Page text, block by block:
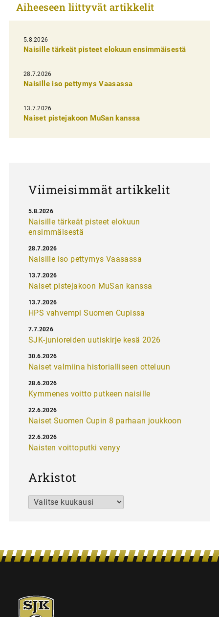
k
e
l
i
e
n
e
Aiheeseen liittyvät artikkelit
5.8.2026
Naisille tärkeät pisteet elokuun ensimmäisestä
28.7.2026
Naisille iso pettymys Vaasassa
13.7.2026
Naiset pistejakoon MuSan kanssa
Viimeisimmät artikkelit
Naisille tärkeät pisteet elokuun
ensimmäisestä
5.8.2026
Naisille iso pettymys Vaasassa
28.7.2026
Naiset pistejakoon MuSan kanssa
13.7.2026
HPS vahvempi Suomen Cupissa
13.7.2026
SJK-junioreiden uutiskirje kesä 2026
7.7.2026
Naiset valmiina historialliseen otteluun
30.6.2026
Kymmenes voitto putkeen naisille
28.6.2026
Naiset Suomen Cupin 8 parhaan joukkoon
22.6.2026
Naisten voittoputki venyy
22.6.2026
Arkistot
Arkistot
SJK-
juniorit